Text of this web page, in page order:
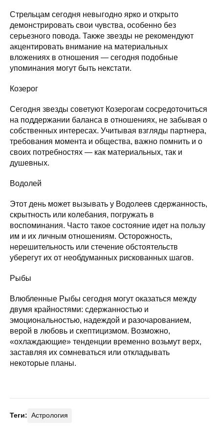
Стрельцам сегодня невыгодно ярко и открыто
демонстрировать свои чувства, особенно без
серьезного повода. Также звезды не рекомендуют
акцентировать внимание на материальных
вложениях в отношения — сегодня подобные
упоминания могут быть некстати.
Козерог
Сегодня звезды советуют Козерогам сосредоточиться
на поддержании баланса в отношениях, не забывая о
собственных интересах. Учитывая взгляды партнера,
требования момента и общества, важно помнить и о
своих потребностях — как материальных, так и
душевных.
Водолей
Этот день может вызывать у Водолеев сдержанность,
скрытность или колебания, погружать в
воспоминания. Часто такое состояние идет на пользу
им и их личным отношениям. Осторожность,
нерешительность или стечение обстоятельств
уберегут их от необдуманных рискованных шагов.
Рыбы
Влюбленные Рыбы сегодня могут оказаться между
двумя крайностями: сдержанностью и
эмоциональностью, надеждой и разочарованием,
верой в любовь и скептицизмом. Возможно,
«охлаждающие» тенденции временно возьмут верх,
заставляя их сомневаться или откладывать
некоторые планы.
Теги: Астрология